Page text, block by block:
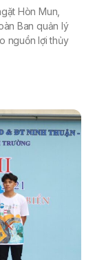
Hòn Mun,
Ban quản lý
nguồn lợi thủy